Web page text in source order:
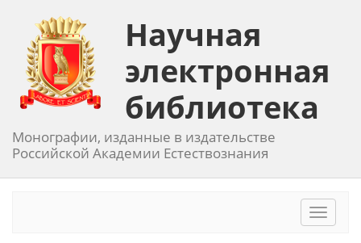
Научная
электронная
библиотека
Монографии, изданные в издательстве
Российской Академии Естествознания
Toggle